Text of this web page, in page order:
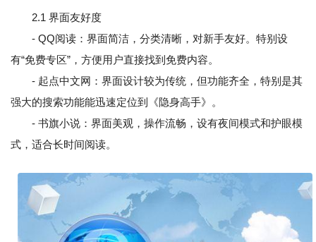
2.1 界面友好度
- QQ阅读：界面简洁，分类清晰，对新手友好。特别设
有“免费专区”，方便用户直接找到免费内容。
- 起点中文网：界面设计较为传统，但功能齐全，特别是其
强大的搜索功能能迅速定位到《隐身高手》。
- 书旗小说：界面美观，操作流畅，设有夜间模式和护眼模
式，适合长时间阅读。